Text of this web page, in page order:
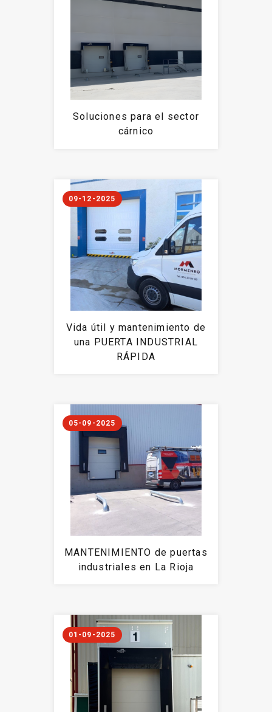
Soluciones para el sector
cárnico
Vida útil y mantenimiento de
una PUERTA INDUSTRIAL
RÁPIDA
09-12-2025
MANTENIMIENTO de puertas
industriales en La Rioja
05-09-2025
01-09-2025